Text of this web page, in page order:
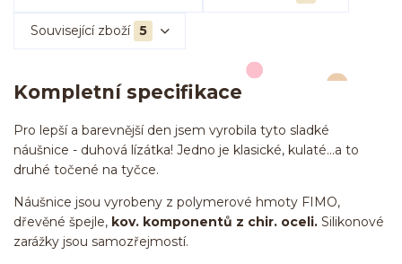
Související zboží 5
Kompletní specifikace
Pro lepší a barevnější den jsem vyrobila tyto sladké
náušnice - duhová lízátka! Jedno je klasické, kulaté...a to
druhé točené na tyčce.
Náušnice jsou vyrobeny z polymerové hmoty FIMO,
dřevěné špejle, kov. komponentů z chir. oceli. Silikonové
zarážky jsou samozřejmostí.